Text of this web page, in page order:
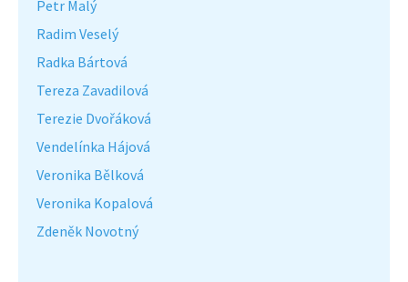
Petr Malý
Radim Veselý
Radka Bártová
Tereza Zavadilová
Terezie Dvořáková
Vendelínka Hájová
Veronika Bělková
Veronika Kopalová
Zdeněk Novotný